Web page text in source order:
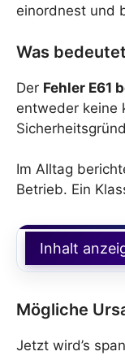
einordnest und
Was
Der Fehler E61
entweder keine
Im Alltag
Betrieb. Ein
Inhalt
Mögliche
Jetzt wird’s